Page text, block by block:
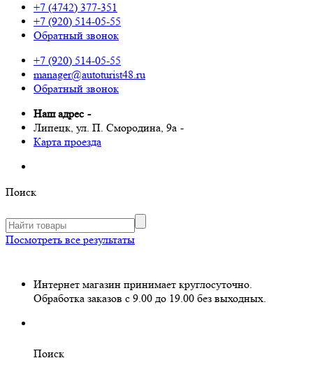
+7 (4742) 377-351
+7 (920) 514-05-55
Обратный звонок
+7 (920) 514-05-55
manager@autoturist48.ru
Обратный звонок
Наш адрес -
Липецк, ул. П. Смородина, 9а -
Карта проезда
Поиск
Посмотреть все результаты
Интернет магазин принимает круглосуточно.
Обработка заказов с 9.00 до 19.00 без выходных.
Поиск